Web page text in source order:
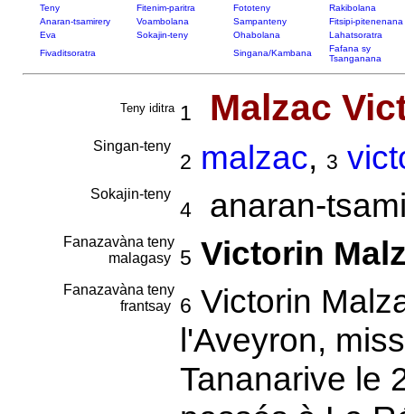
Teny Fitenim-paritra Fototeny
Rakibolana
Anaran-tsamirery
Voambolana Sampanteny
Fitsipi-pitenenana
Eva
Sokajin-teny Ohabolana
Lahatsoratra
Fivaditsoratra
Singana/Kambana
Fafana sy
Tsanganana
Teny iditra 1 Malzac
Singan-teny
2 malzac, 3
Sokajin-teny
4anaran-
Fanazavàna teny
malagasy
5 Victorin
Fanazavàna teny
frantsay
6 Victorin
l'Aveyron,
Tananarive le